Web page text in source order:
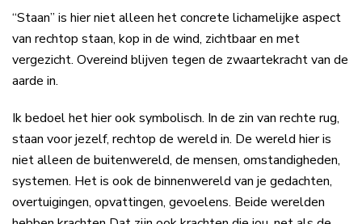
“Staan” is hier niet alleen het concrete lichamelijke aspect
van rechtop staan, kop in de wind, zichtbaar en met
vergezicht. Overeind blijven tegen de zwaartekracht van de
aarde in.
Ik bedoel het hier ook symbolisch. In de zin van rechte rug,
staan voor jezelf, rechtop de wereld in. De wereld hier is
niet alleen de buitenwereld, de mensen, omstandigheden,
systemen. Het is ook de binnenwereld van je gedachten,
overtuigingen, opvattingen, gevoelens. Beide werelden